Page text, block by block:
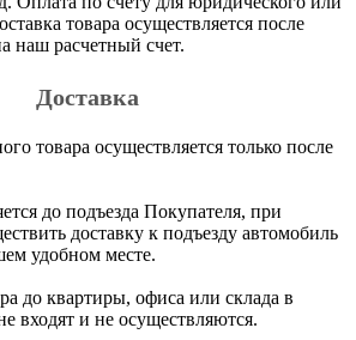
товара осуществляется после
наш расчетный счет.
Доставка
товара осуществляется только после
до подъезда Покупателя, при
доставку к подъезду автомобиль
удобном месте.
до квартиры, офиса или склада в
входят и не осуществляются.